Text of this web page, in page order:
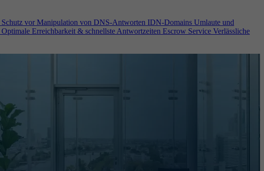
Schutz vor Manipulation von DNS-Antworten IDN-Domains Umlaute und
Optimale Erreichbarkeit & schnellste Antwortzeiten Escrow Service Verlässliche